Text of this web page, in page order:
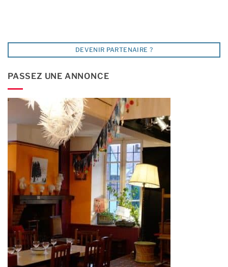
DEVENIR PARTENAIRE ?
PASSEZ UNE ANNONCE